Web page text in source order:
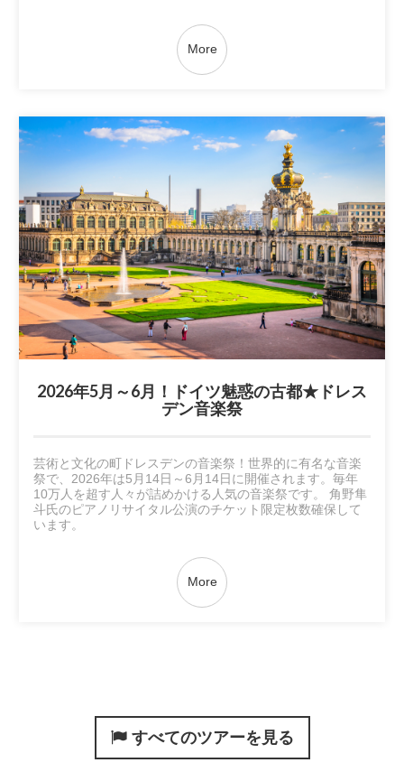
More
2026年5月～6月！ドイツ魅惑の古都★ドレス
デン音楽祭
芸術と文化の町ドレスデンの音楽祭！世界的に有名な音楽
祭で、2026年は5月14日～6月14日に開催されます。毎年
10万人を超す人々が詰めかける人気の音楽祭です。 角野隼
斗氏のピアノリサイタル公演のチケット限定枚数確保して
います。
More
すべてのツアーを見る